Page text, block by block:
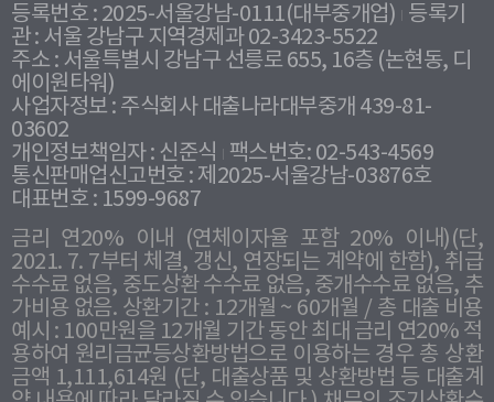
등록번호 : 2025-서울강남-0111(대부중개업) 등록기
관 : 서울 강남구 지역경제과 02-3423-5522
주소 : 서울특별시 강남구 선릉로 655, 16층 (논현동, 디
에이원타워)
사업자정보 : 주식회사 대출나라대부중개 439-81-
03602
개인정보책임자 : 신준식
팩스번호: 02-543-4569
통신판매업신고번호 : 제2025-서울강남-03876호
대표번호 : 1599-9687
금리 연20% 이내 (연체이자율 포함 20% 이내)(단,
2021. 7. 7부터 체결, 갱신, 연장되는 계약에 한함), 취급
수수료 없음, 중도상환 수수료 없음, 중개수수료 없음, 추
가비용 없음. 상환기간 : 12개월 ~ 60개월 / 총 대출 비용
예시 : 100만원을 12개월 기간 동안 최대 금리 연20% 적
용하여 원리금균등상환방법으로 이용하는 경우 총 상환
금액 1,111,614원 (단, 대출상품 및 상환방법 등 대출계